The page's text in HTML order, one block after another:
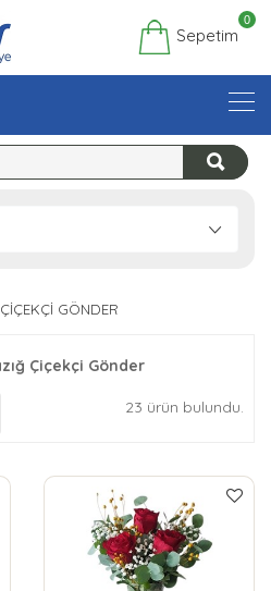
Sepetim
0
GÖNDER
Çiçekçi Gönder
23 ürün bulundu.